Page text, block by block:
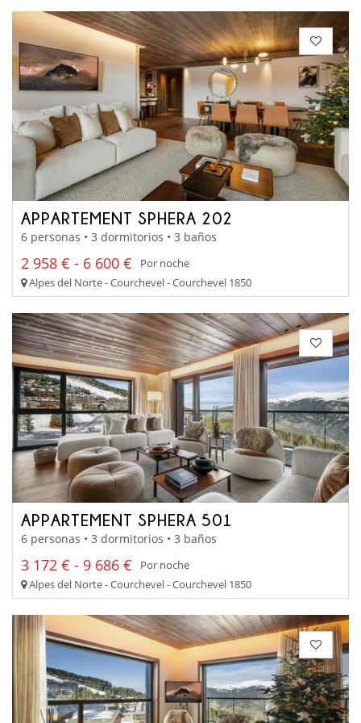
APPARTEMENT SPHERA 202
6 personas • 3 dormitorios • 3 baños
2 958 € - 6 600 €
Por noche
Alpes del Norte - Courchevel - Courchevel 1850
APPARTEMENT SPHERA 501
6 personas • 3 dormitorios • 3 baños
3 172 € - 9 686 €
Por noche
Alpes del Norte - Courchevel - Courchevel 1850